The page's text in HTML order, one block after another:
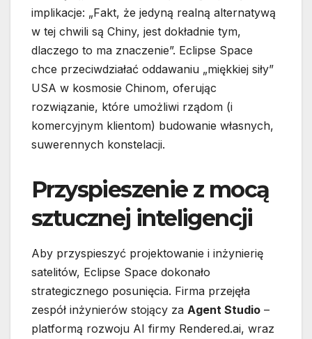
implikacje: „Fakt, że jedyną realną alternatywą
w tej chwili są Chiny, jest dokładnie tym,
dlaczego to ma znaczenie”. Eclipse Space
chce przeciwdziałać oddawaniu „miękkiej siły”
USA w kosmosie Chinom, oferując
rozwiązanie, które umożliwi rządom (i
komercyjnym klientom) budowanie własnych,
suwerennych konstelacji.
Przyspieszenie z mocą
sztucznej inteligencji
Aby przyspieszyć projektowanie i inżynierię
satelitów, Eclipse Space dokonało
strategicznego posunięcia. Firma przejęła
zespół inżynierów stojący za Agent Studio –
platformą rozwoju AI firmy Rendered.ai, wraz